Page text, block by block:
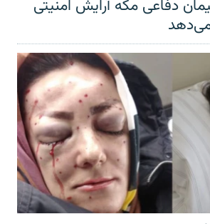
دفاعی مکه آرایش امنیتی
می‌دهد